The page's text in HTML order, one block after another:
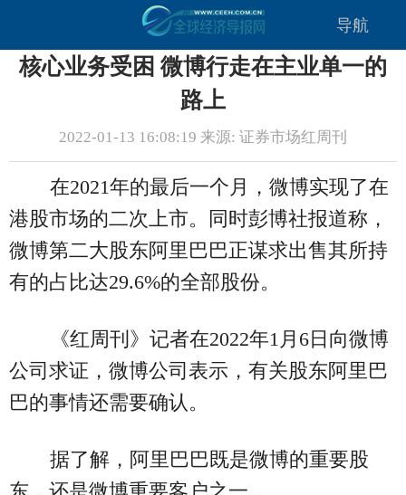
导航
核心业务受困 微博行走在主业单一的
路上
2022-01-13 16:08:19 来源: 证券市场红周刊
在2021年的最后一个月，微博实现了在
港股市场的二次上市。同时彭博社报道称，
微博第二大股东阿里巴巴正谋求出售其所持
有的占比达29.6%的全部股份。
《红周刊》记者在2022年1月6日向微博
公司求证，微博公司表示，有关股东阿里巴
巴的事情还需要确认。
据了解，阿里巴巴既是微博的重要股